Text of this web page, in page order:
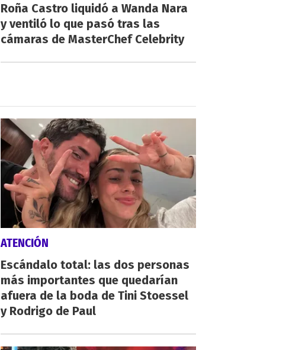
Roña Castro liquidó a Wanda Nara
y ventiló lo que pasó tras las
cámaras de MasterChef Celebrity
ATENCIÓN
Escándalo total: las dos personas
más importantes que quedarían
afuera de la boda de Tini Stoessel
y Rodrigo de Paul